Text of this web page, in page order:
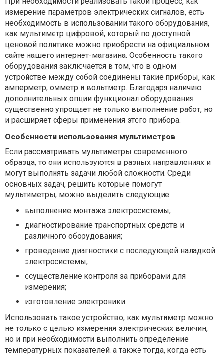
измерение параметров электрических сигналов, есть
необходимость в использовании такого оборудования,
как мультиметр цифровой, который по доступной
ценовой политике можно приобрести на официальном
сайте нашего интернет-магазина. Особенность такого
оборудования заключается в том, что в одном
устройстве между собой соединены такие приборы, как
амперметр, омметр и вольтметр. Благодаря наличию
дополнительных опции функционал оборудования
существенно упрощает не только выполнение работ, но
и расширяет сферы применения этого прибора.
Особенности использования мультиметров
Если рассматривать мультиметры современного
образца, то они используются в разных направлениях и
могут выполнять задачи любой сложности. Среди
основных задач, решить которые помогут
мультиметры, можно выделить следующие:
выполнение монтажа электросистемы;
диагностирование транспортных средств и
различного оборудования;
проведение диагностики с последующей наладкой
электросистемы;
осуществление контроля за приборами для
измерения;
изготовление электроники.
Использовать такое устройство, как мультиметр можно
не только с целью измерения электрических величин,
но и при необходимости выполнить определение
температурных показателей, а также тогда, когда есть